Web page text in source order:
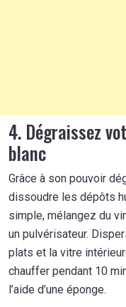
4. Dégraissez
blanc
Grâce à son pouvoir
dissoudre les dépôts
simple, mélangez du
un pulvérisateur.
plats et la vitre
chauffer pendant 10
l’aide d’une éponge.